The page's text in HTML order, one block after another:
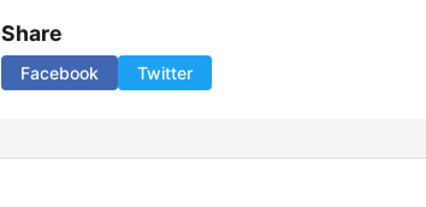
Share
Facebook Twitter